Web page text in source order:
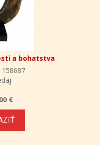
a bohatstva
158687
€